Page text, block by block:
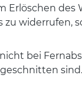
Erlöschen
zu
bei
sind.